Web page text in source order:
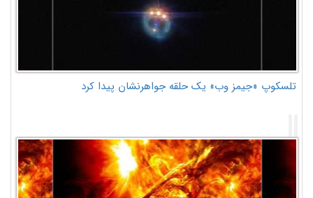
تلسکوپ «جیمز وب» یک حلقه جواهرنشان پیدا کرد